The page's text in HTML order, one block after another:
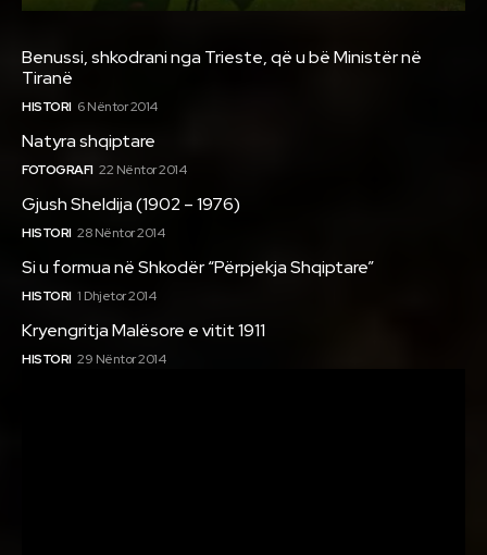
Benussi, shkodrani nga Trieste, që u bë Ministër në
Tiranë
HISTORI 6 Nëntor 2014
Natyra shqiptare
FOTOGRAFI 22 Nëntor 2014
Gjush Sheldija (1902 – 1976)
HISTORI 28 Nëntor 2014
Si u formua në Shkodër “Përpjekja Shqiptare”
HISTORI 1 Dhjetor 2014
Kryengritja Malësore e vitit 1911
HISTORI 29 Nëntor 2014